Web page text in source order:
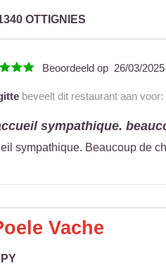
OTTIGNIES
Beoordeeld op 26/03/
beveelt dit restaurant aan voor:
sympathique.
sympathique. Beaucoup de
Vache